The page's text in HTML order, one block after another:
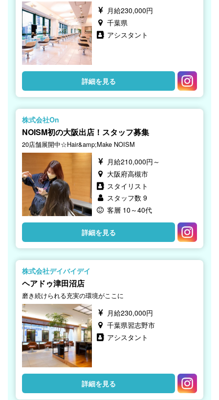
月給230,000円
千葉県
アシスタント
詳細を見る
株式会社On
NOISM初の大阪出店！スタッフ募集
20店舗展開中☆Hair&amp;Make NOISM
月給210,000円～
大阪府高槻市
スタイリスト
スタッフ数 9
客層 10～40代
詳細を見る
株式会社デイバイデイ
ヘアドゥ津田沼店
磨き続けられる充実の環境がここに
月給230,000円
千葉県習志野市
アシスタント
詳細を見る